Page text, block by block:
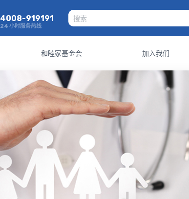
24 小时服务热线
4008-919191
和睦家基金会 加入我们